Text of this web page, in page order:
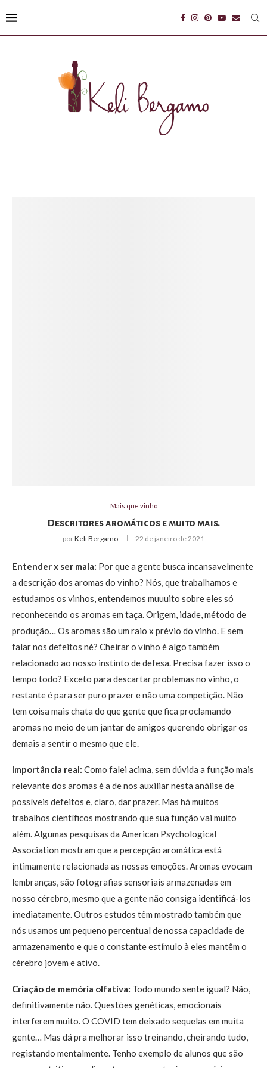
Mais que vinho
Descritores aromáticos e muito mais.
porKeli Bergamo 22 de janeiro de 2021
Entender x ser mala: Por que a gente busca incansavelmente
a descrição dos aromas do vinho? Nós, que trabalhamos e
estudamos os vinhos, entendemos muuuito sobre eles só
reconhecendo os aromas em taça. Origem, idade, método de
produção… Os aromas são um raio x prévio do vinho. E sem
falar nos defeitos né? Cheirar o vinho é algo também
relacionado ao nosso instinto de defesa. Precisa fazer isso o
tempo todo? Exceto para descartar problemas no vinho, o
restante é para ser puro prazer e não uma competição. Não
tem coisa mais chata do que gente que fica proclamando
aromas no meio de um jantar de amigos querendo obrigar os
demais a sentir o mesmo que ele.
Importância real: Como falei acima, sem dúvida a função mais
relevante dos aromas é a de nos auxiliar nesta análise de
possíveis defeitos e, claro, dar prazer. Mas há muitos
trabalhos científicos mostrando que sua função vai muito
além. Algumas pesquisas da American Psychological
Association mostram que a percepção aromática está
intimamente relacionada as nossas emoções. Aromas evocam
lembranças, são fotografias sensoriais armazenadas em
nosso cérebro, mesmo que a gente não consiga identificá-los
imediatamente. Outros estudos têm mostrado também que
nós usamos um pequeno percentual de nossa capacidade de
armazenamento e que o constante estímulo à eles mantêm o
cérebro jovem e ativo.
Criação de memória olfativa: Todo mundo sente igual? Não,
definitivamente não. Questões genéticas, emocionais
interferem muito. O COVID tem deixado sequelas em muita
gente… Mas dá pra melhorar isso treinando, cheirando tudo,
registando mentalmente. Tenho exemplo de alunos que são